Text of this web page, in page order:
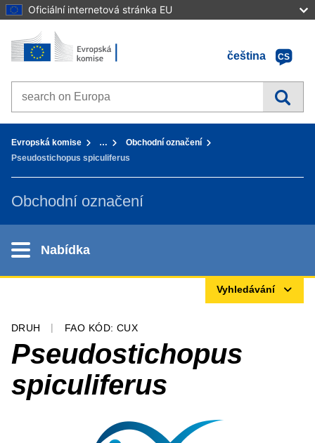
Oficiální internetová stránka EU
Přejít k obsahu
Home - Evropská komise
čeština
CS
Search on Europa websites
Evropská komise …
Obchodní označení
Pseudostichopus spiculiferus
Obchodní označení
Nabídka
Vyhledávání
DRUH FAO KÓD: CUX
Pseudostichopus
spiculiferus